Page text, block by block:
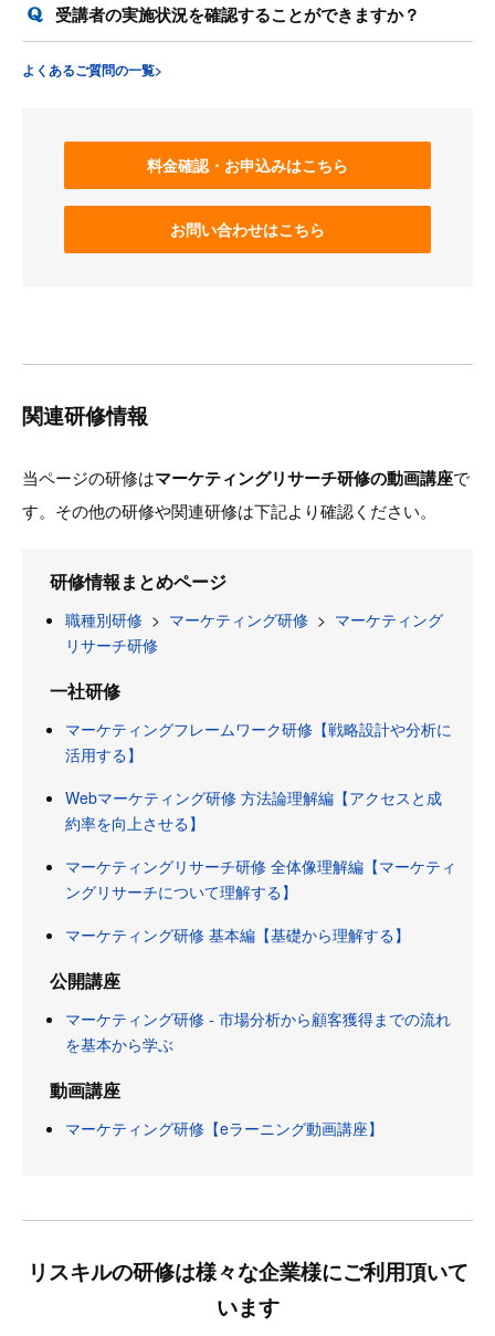
受講者の実施状況を確認することができますか？
よくあるご質問の一覧>
料金確認・お申込みはこちら
お問い合わせはこちら
関連研修情報
当ページの研修はマーケティングリサーチ研修の動画講座で
す。その他の研修や関連研修は下記より確認ください。
研修情報まとめページ
職種別研修 > マーケティング研修 > マーケティング
リサーチ研修
一社研修
マーケティングフレームワーク研修【戦略設計や分析に
活用する】
Webマーケティング研修 方法論理解編【アクセスと成
約率を向上させる】
マーケティングリサーチ研修 全体像理解編【マーケティ
ングリサーチについて理解する】
マーケティング研修 基本編【基礎から理解する】
公開講座
マーケティング研修 - 市場分析から顧客獲得までの流れ
を基本から学ぶ
動画講座
マーケティング研修【eラーニング動画講座】
リスキルの研修は様々な企業様にご利用頂いて
います